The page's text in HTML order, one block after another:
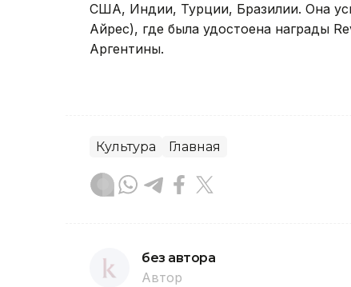
США, Индии, Турции, Бразилии. Она
Айрес), где была удостоена награды
Аргентины.
Культура Главная
без автора
Автор